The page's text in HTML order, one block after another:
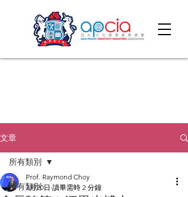
文章
所有類別
所有類別
Prof. Raymond Choy
3月20日 讀畢需時 2 分鐘